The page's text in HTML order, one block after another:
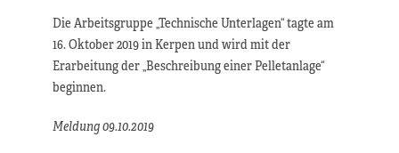
Die Arbeitsgruppe „Technische Unterlagen“ tagte am
16. Oktober 2019 in Kerpen und wird mit der
Erarbeitung der „Beschreibung einer Pelletanlage“
beginnen.
Meldung 09.10.2019